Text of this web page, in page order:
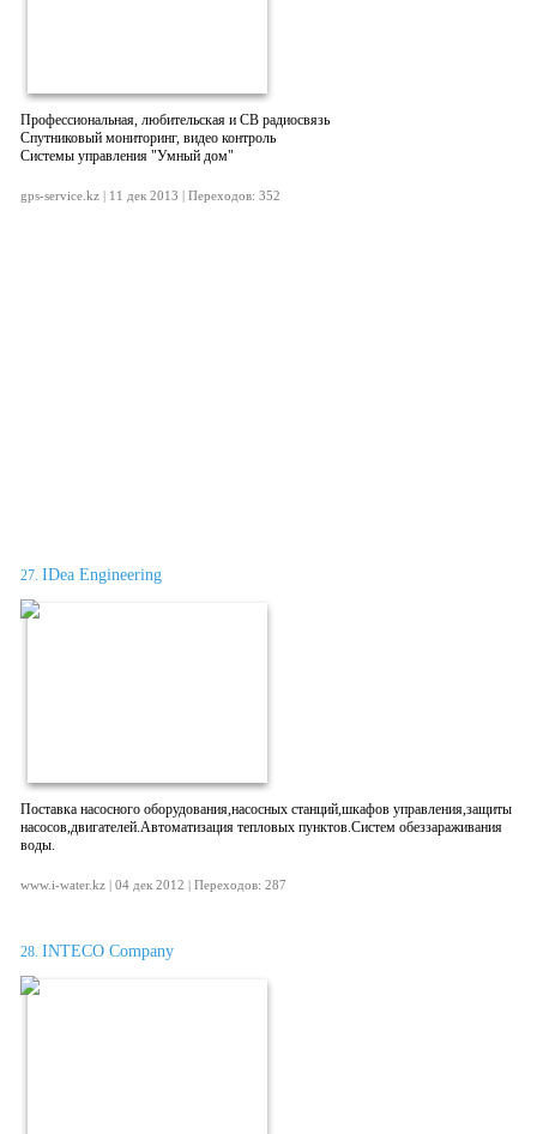
Профессиональная, любительская и СВ радиосвязь
Спутниковый мониторинг, видео контроль
Системы управления "Умный дом"
gps-service.kz | 11 дек 2013 | Переходов: 352
27. IDea Engineering
Поставка насосного оборудования,насосных станций,шкафов управления,защиты
насосов,двигателей.Автоматизация тепловых пунктов.Систем обеззараживания
воды.
www.i-water.kz | 04 дек 2012 | Переходов: 287
28. INTECO Company